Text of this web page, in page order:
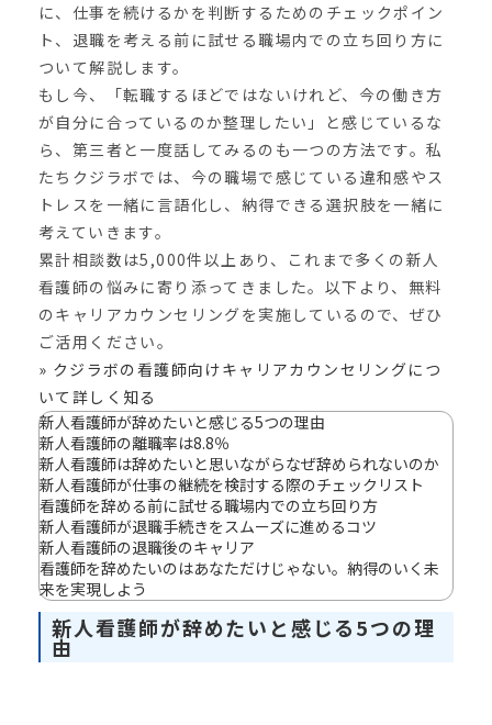
に、仕事を続けるかを判断するためのチェックポイン
ト、退職を考える前に試せる職場内での立ち回り方に
ついて解説します。
もし今、「転職するほどではないけれど、今の働き方
が自分に合っているのか整理したい」と感じているな
ら、第三者と一度話してみるのも一つの方法です。私
たちクジラボでは、今の職場で感じている違和感やス
トレスを一緒に言語化し、納得できる選択肢を一緒に
考えていきます。
累計相談数は5,000件以上あり、これまで多くの新人
看護師の悩みに寄り添ってきました。以下より、無料
のキャリアカウンセリングを実施しているので、ぜひ
ご活用ください。
» クジラボの看護師向けキャリアカウンセリングにつ
いて詳しく知る
新人看護師が辞めたいと感じる5つの理由
新人看護師の離職率は8.8％
新人看護師は辞めたいと思いながらなぜ辞められないのか
新人看護師が仕事の継続を検討する際のチェックリスト
看護師を辞める前に試せる職場内での立ち回り方
新人看護師が退職手続きをスムーズに進めるコツ
新人看護師の退職後のキャリア
看護師を辞めたいのはあなただけじゃない。納得のいく未
来を実現しよう
新人看護師が辞めたいと感じる5つの理
由